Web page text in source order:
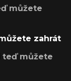
můžete
zahrát
teď můžete